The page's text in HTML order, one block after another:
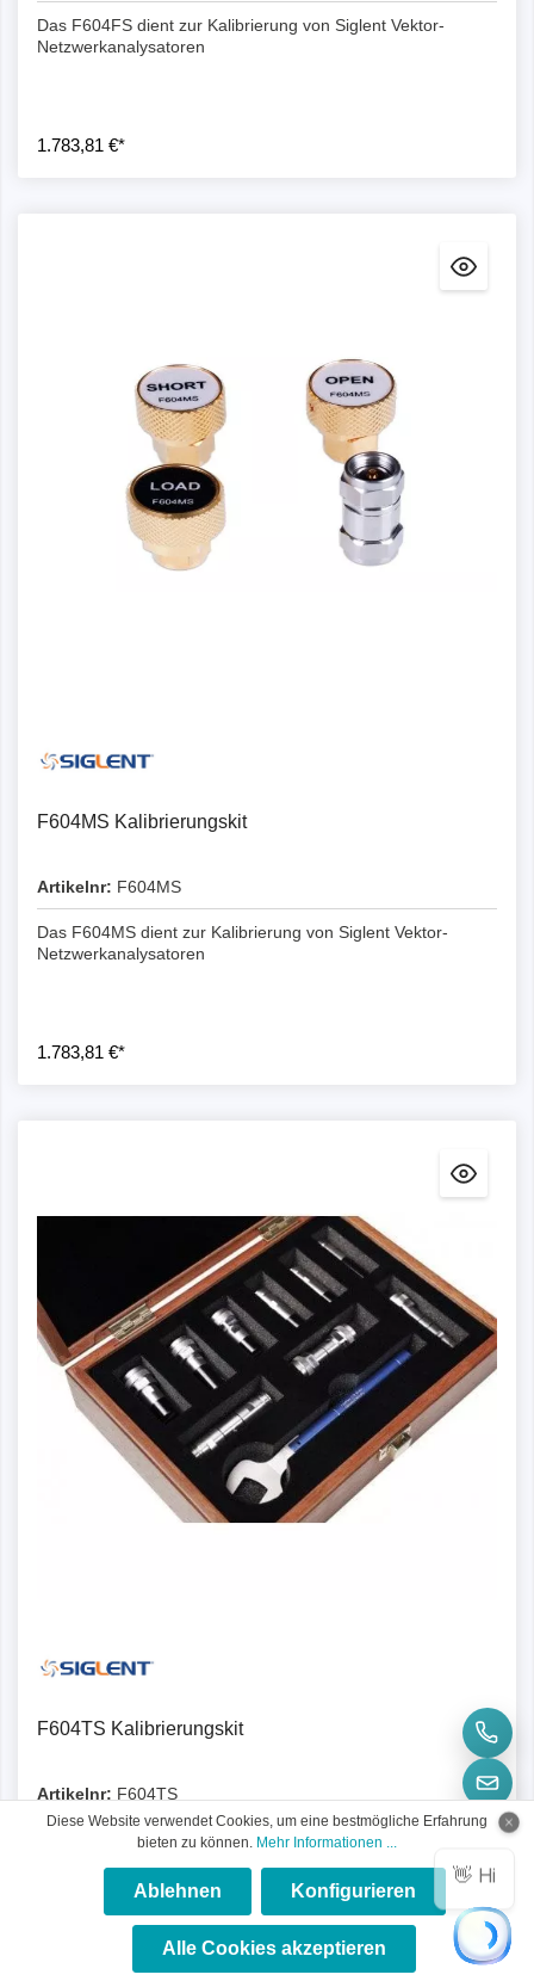
Das F604FS dient zur Kalibrierung von Siglent Vektor-
Netzwerkanalysatoren
1.783,81 €*
F604MS Kalibrierungskit
Artikelnr: F604MS
Das F604MS dient zur Kalibrierung von Siglent Vektor-
Netzwerkanalysatoren
1.783,81 €*
F604TS Kalibrierungskit
Artikelnr: F604TS
Das F604TS dient zur Kalibrierung von Siglent Vektor-
Diese Website verwendet Cookies, um eine bestmögliche Erfahrung
bieten zu können. Mehr Informationen ...
Ablehnen Konfigurieren
Alle Cookies akzeptieren